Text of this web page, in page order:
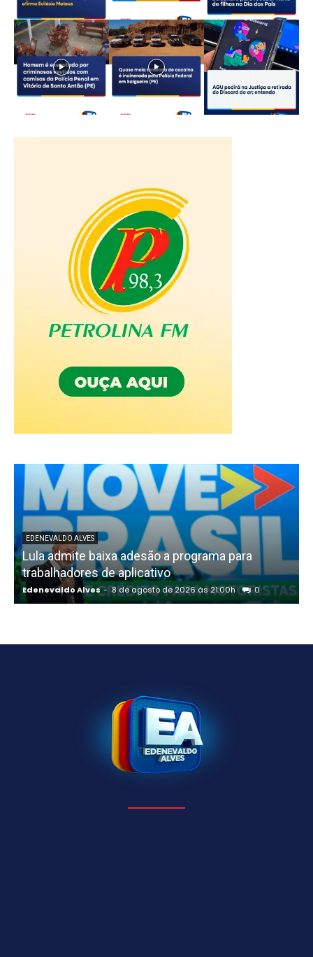
EDENEVALDO ALVES
Lula admite baixa adesão a programa para
trabalhadores de aplicativo
Edenevaldo Alves - 8 de agosto de 2026 às 21:00h 0